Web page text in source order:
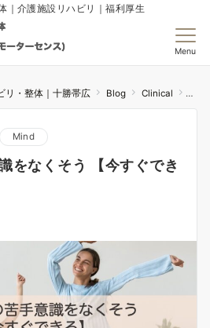
｜介護施設リハビリ｜福利厚生
Menu
リ・整体｜十勝帯広 Blog Clinical 動作
Mind
をなくそう 【今すぐでき